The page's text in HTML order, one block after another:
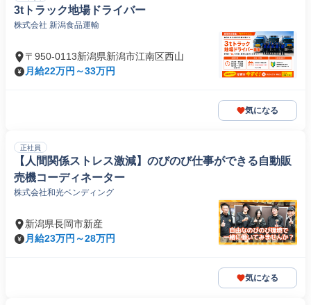
3tトラック地場ドライバー
株式会社 新潟食品運輸
〒950-0113新潟県新潟市江南区西山
月給22万円～33万円
気になる
正社員
【人間関係ストレス激減】のびのび仕事ができる自動販
売機コーディネーター
株式会社和光ベンディング
新潟県長岡市新産
月給23万円～28万円
気になる